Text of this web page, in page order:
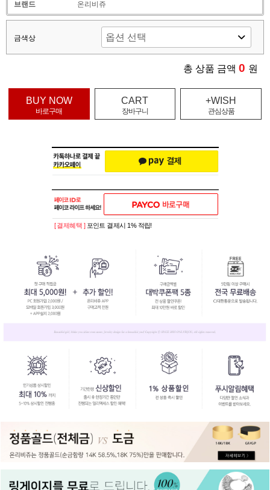
브랜드
온리비쥬
금색상
총 상품 금액 0 원
BUY NOW
바로구매
CART
장바구니
+WISH
관심상품
[ 결제혜택 ] 포인트 결제시 1% 적립!